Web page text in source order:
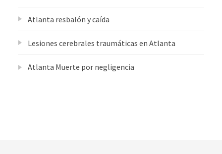
Atlanta resbalón y caída
Lesiones cerebrales traumáticas en Atlanta
Atlanta Muerte por negligencia